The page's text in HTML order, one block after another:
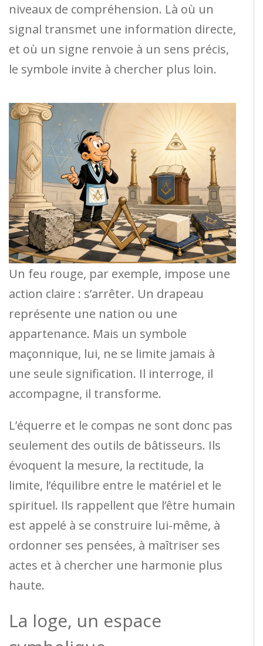
niveaux de compréhension. Là où un
signal transmet une information directe,
et où un signe renvoie à un sens précis,
le symbole invite à chercher plus loin.
Un feu rouge, par exemple, impose une
action claire : s’arrêter. Un drapeau
représente une nation ou une
appartenance. Mais un symbole
maçonnique, lui, ne se limite jamais à
une seule signification. Il interroge, il
accompagne, il transforme.
L’équerre et le compas ne sont donc pas
seulement des outils de bâtisseurs. Ils
évoquent la mesure, la rectitude, la
limite, l’équilibre entre le matériel et le
spirituel. Ils rappellent que l’être humain
est appelé à se construire lui-même, à
ordonner ses pensées, à maîtriser ses
actes et à chercher une harmonie plus
haute.
La loge, un espace